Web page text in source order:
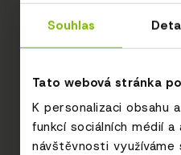
Souhlas
Tato webová stránka
K personalizaci obsahu
funkcí sociálních médií a
návštěvnosti využíváme